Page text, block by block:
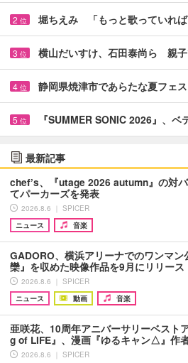
2 位 堀ちえみ 「もっと歌っていれ
3 位 横山だいすけ、石田泰尚ら 親
4 位 静岡県焼津市であらたな夏フェ
5 位 『SUMMER SONIC 2026』、
最新記事
chef’s、『utage 2026 autumn』の対
てパーカーズを発表
2026.8.6 ｜ SPICER
ニュース
音楽
GADORO、横浜アリーナでのワンマン
欒』を収めた映像作品を9月にリリー
2026.8.6 ｜ SPICER
ニュース
動画 音楽
亜咲花、10周年アニバーサリーベスト
g of LIFE』、漫画『ゆるキャン△』作
2026.8.6 ｜ SPICER